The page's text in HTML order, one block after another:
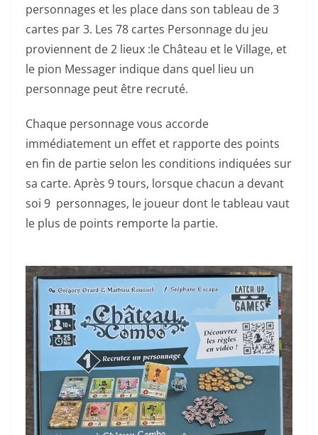
personnages et les place dans son tableau de 3
cartes par 3. Les 78 cartes Personnage du jeu
proviennent de 2 lieux :le Château et le Village, et
le pion Messager indique dans quel lieu un
personnage peut être recruté.
Chaque personnage vous accorde
immédiatement un effet et rapporte des points
en fin de partie selon les conditions indiquées sur
sa carte. Après 9 tours, lorsque chacun a devant
soi 9 personnages, le joueur dont le tableau vaut
le plus de points remporte la partie.